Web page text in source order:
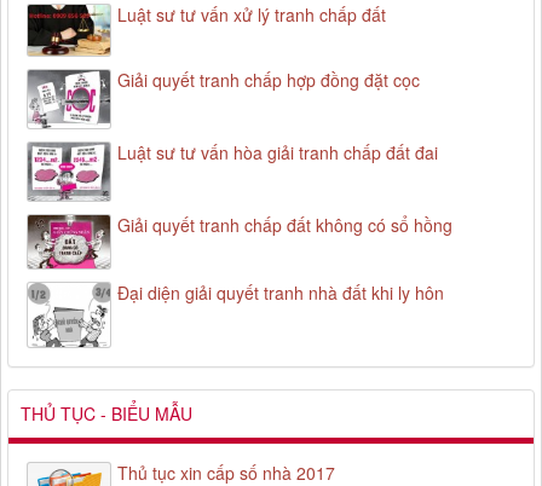
Luật sư tư vấn xử lý tranh chấp đất
Giải quyết tranh chấp hợp đồng đặt cọc
Luật sư tư vấn hòa giải tranh chấp đất đai
Giải quyết tranh chấp đất không có sổ hồng
Đại diện giải quyết tranh nhà đất khi ly hôn
THỦ TỤC - BIỂU MẪU
Thủ tục xin cấp số nhà 2017